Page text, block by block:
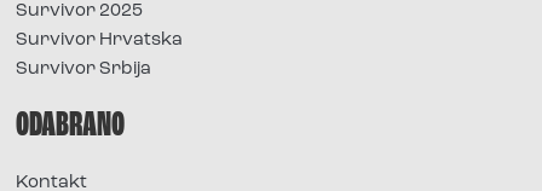
Survivor 2025
Survivor Hrvatska
Survivor Srbija
ODABRANO
Kontakt